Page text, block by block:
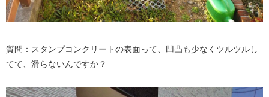
質問：スタンプコンクリートの表面って、凹凸も少なくツルツルし
てて、滑らないんですか？